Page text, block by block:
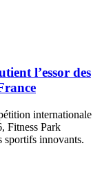
l’essor des
internationale
Fitness Park
sportifs innovants.